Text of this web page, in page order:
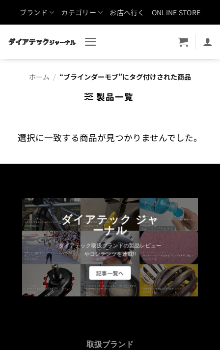
ブランド カテゴリー お店へ行く ONLINE STORE
ホーム / “ブラインダーモブ”にタグ付けされた商品
製品一覧
選択に一致する商品が見つかりませんでした。
ダイアテック ジャ
ーナル
ダイアテック取扱ブランドの製品レビュー
やコンテンツを連載!!
記事一覧へ
取扱ブランド